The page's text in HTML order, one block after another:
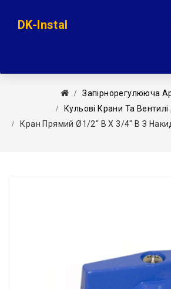
DK-Instal
Запірнорегулююча
Кульові Крани Та
Кран Прямий Ø1/2″ В Х 3/4″ В З